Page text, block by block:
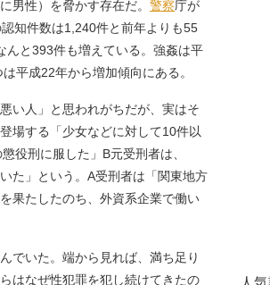
男性）を脅かす存在だ。 警察庁が
知件数は1,240件と前年よりも55
んと393件も増えている。強姦は平
平成22年から増加傾向にある。
い人」と思われがちだが、実はそ
場する「少女などに対して10件以
役刑に服した」B元受刑者は、
た」という。A受刑者は「関東地方
果たしたのち、外資系企業で働い
でいた。端から見れば、満ち足り
はなぜ性犯罪を犯し続けてきたの